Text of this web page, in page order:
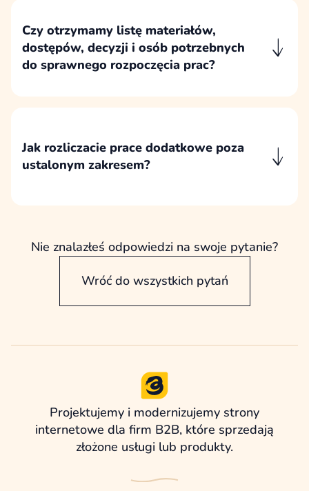
budżetem i wynikami wcześniejszych prac.
Czy otrzymamy listę materiałów,
dostępów, decyzji i osób potrzebnych
do sprawnego rozpoczęcia prac?
zbędnych przestojów.
Jak rozliczacie prace dodatkowe poza
ustalonym zakresem?
Nie znalazłeś odpowiedzi na swoje pytanie?
Wróć do wszystkich pytań
Projektujemy i modernizujemy strony
internetowe dla firm B2B, które sprzedają
złożone usługi lub produkty.